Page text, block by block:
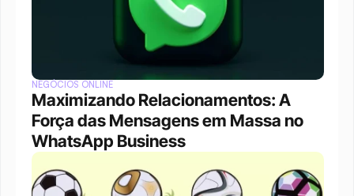
NEGÓCIOS ONLINE
Maximizando Relacionamentos: A
Força das Mensagens em Massa no
WhatsApp Business